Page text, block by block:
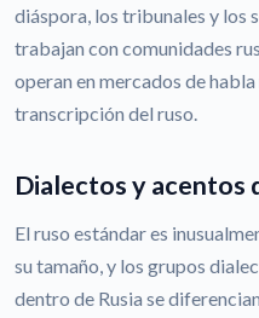
diáspora, los tribunales y los
trabajan con comunidades
operan en mercados de
transcripción del ruso.
Dialectos y acentos
El ruso estándar es
su tamaño, y los grupos
dentro de Rusia se